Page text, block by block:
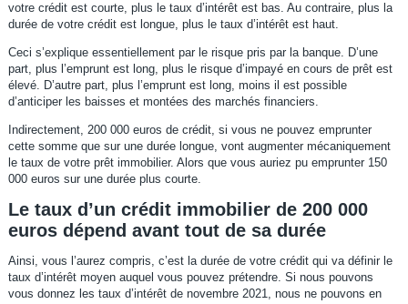
votre crédit est courte, plus le taux d’intérêt est bas. Au contraire, plus la
durée de votre crédit est longue, plus le taux d’intérêt est haut.
Ceci s’explique essentiellement par le risque pris par la banque. D’une
part, plus l’emprunt est long, plus le risque d’impayé en cours de prêt est
élevé. D’autre part, plus l’emprunt est long, moins il est possible
d’anticiper les baisses et montées des marchés financiers.
Indirectement, 200 000 euros de crédit, si vous ne pouvez emprunter
cette somme que sur une durée longue, vont augmenter mécaniquement
le taux de votre prêt immobilier. Alors que vous auriez pu emprunter 150
000 euros sur une durée plus courte.
Le taux d’un crédit immobilier de 200 000
euros dépend avant tout de sa durée
Ainsi, vous l’aurez compris, c’est la durée de votre crédit qui va définir le
taux d’intérêt moyen auquel vous pouvez prétendre. Si nous pouvons
vous donnez les taux d’intérêt de novembre 2021, nous ne pouvons en